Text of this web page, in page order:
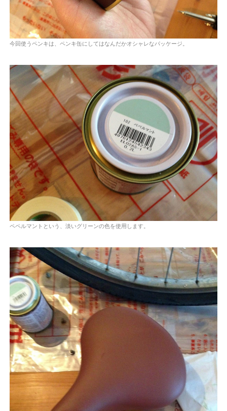
今回使うペンキは、ペンキ缶にしてはなんだかオシャレなパッケージ。
ペペルマントという、淡いグリーンの色を使用します。